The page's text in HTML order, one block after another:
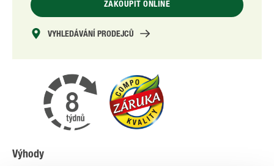
ZAKOUPIT ONLINE
VYHLEDÁVÁNÍ PRODEJCŮ
Výhody